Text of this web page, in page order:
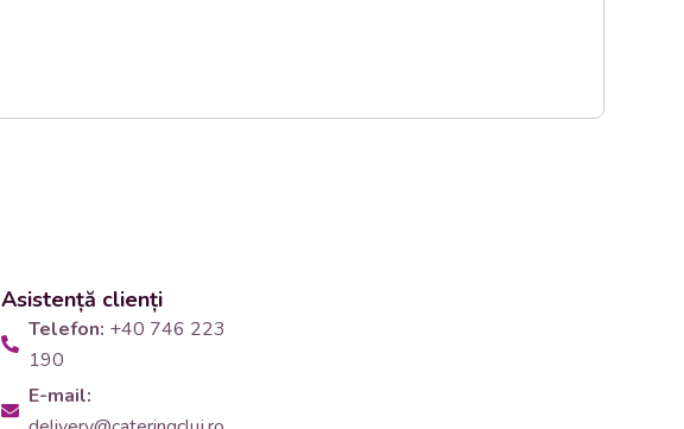
Asistență clienți
Telefon: +40 746 223
190
E-mail: